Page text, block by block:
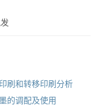
刷和转移印刷分析
的调配及使用